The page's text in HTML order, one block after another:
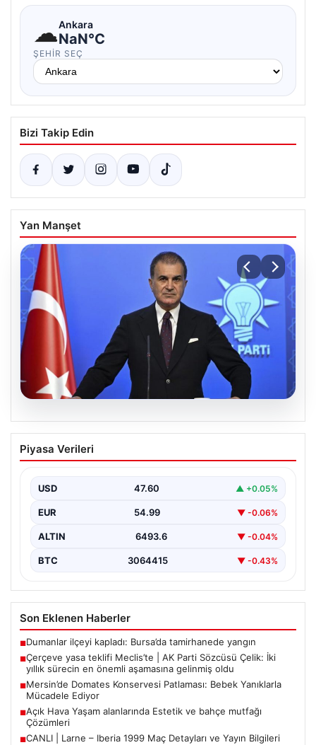
☁Ankara
NaN°C
ŞEHIR SEÇ
Bizi Takip Edin
Yan Manşet
05.08.2026
Çerçeve yasa teklifi Meclis’te | AK Parti
Sözcüsü Çelik: İki yıllık sürecin en
Piyasa Verileri
USD 47.60 ▲ +0.05%
EUR 54.99 ▼ -0.06%
ALTIN 6493.6 ▼ -0.04%
BTC 3064415 ▼ -0.43%
Son Eklenen Haberler
■Dumanlar ilçeyi kapladı: Bursa’da tamirhanede yangın
■Çerçeve yasa teklifi Meclis’te | AK Parti Sözcüsü Çelik: İki
yıllık sürecin en önemli aşamasına gelinmiş oldu
■Mersin’de Domates Konservesi Patlaması: Bebek Yanıklarla
Mücadele Ediyor
■Açık Hava Yaşam alanlarında Estetik ve bahçe mutfağı
Çözümleri
■CANLI | Larne – Iberia 1999 Maç Detayları ve Yayın Bilgileri